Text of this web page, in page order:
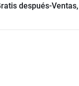
después-